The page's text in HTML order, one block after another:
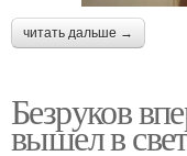
читать дальше →
Безруков
вышел в